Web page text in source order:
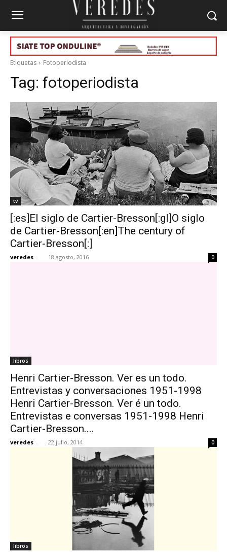
Etiquetas Fotoperiodista
Tag: fotoperiodista
tv
[:es]El siglo de Cartier-Bresson[:gl]O siglo
de Cartier-Bresson[:en]The century of
Cartier-Bresson[:]
veredes - 18 agosto, 2016 0
libros
Henri Cartier-Bresson. Ver es un todo.
Entrevistas y conversaciones 1951-1998
Henri Cartier-Bresson. Ver é un todo.
Entrevistas e conversas 1951-1998 Henri
Cartier-Bresson....
veredes - 22 julio, 2014 0
libros